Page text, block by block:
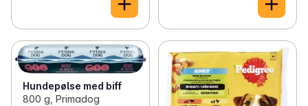
Hundepølse med biff
800 g, Primadog